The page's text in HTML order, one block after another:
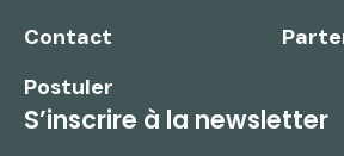
Contact
Postuler
S’inscrire à la newsletter